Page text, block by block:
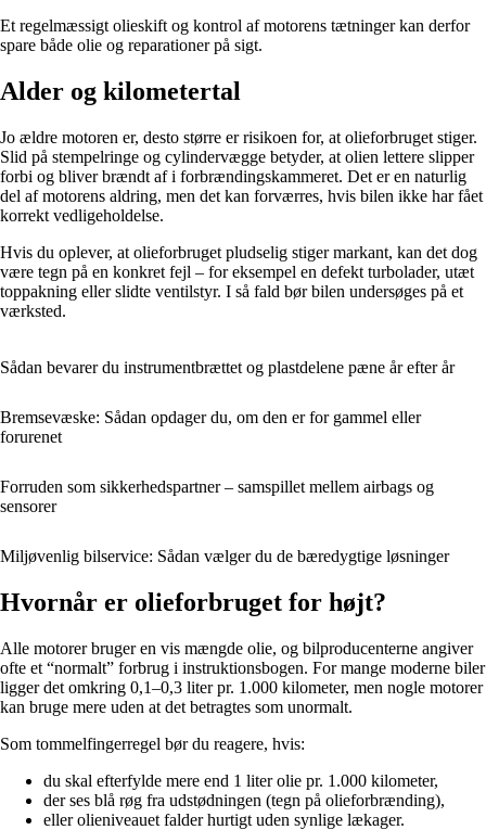
Et regelmæssigt olieskift og kontrol af motorens tætninger kan derfor
spare både olie og reparationer på sigt.
Alder og kilometertal
Jo ældre motoren er, desto større er risikoen for, at olieforbruget stiger.
Slid på stempelringe og cylindervægge betyder, at olien lettere slipper
forbi og bliver brændt af i forbrændingskammeret. Det er en naturlig
del af motorens aldring, men det kan forværres, hvis bilen ikke har fået
korrekt vedligeholdelse.
Hvis du oplever, at olieforbruget pludselig stiger markant, kan det dog
være tegn på en konkret fejl – for eksempel en defekt turbolader, utæt
toppakning eller slidte ventilstyr. I så fald bør bilen undersøges på et
værksted.
Sådan bevarer du instrumentbrættet og plastdelene pæne år efter år
Bremsevæske: Sådan opdager du, om den er for gammel eller
forurenet
Forruden som sikkerhedspartner – samspillet mellem airbags og
sensorer
Miljøvenlig bilservice: Sådan vælger du de bæredygtige løsninger
Hvornår er olieforbruget for højt?
Alle motorer bruger en vis mængde olie, og bilproducenterne angiver
ofte et “normalt” forbrug i instruktionsbogen. For mange moderne biler
ligger det omkring 0,1–0,3 liter pr. 1.000 kilometer, men nogle motorer
kan bruge mere uden at det betragtes som unormalt.
Som tommelfingerregel bør du reagere, hvis:
du skal efterfylde mere end 1 liter olie pr. 1.000 kilometer,
der ses blå røg fra udstødningen (tegn på olieforbrænding),
eller olieniveauet falder hurtigt uden synlige lækager.